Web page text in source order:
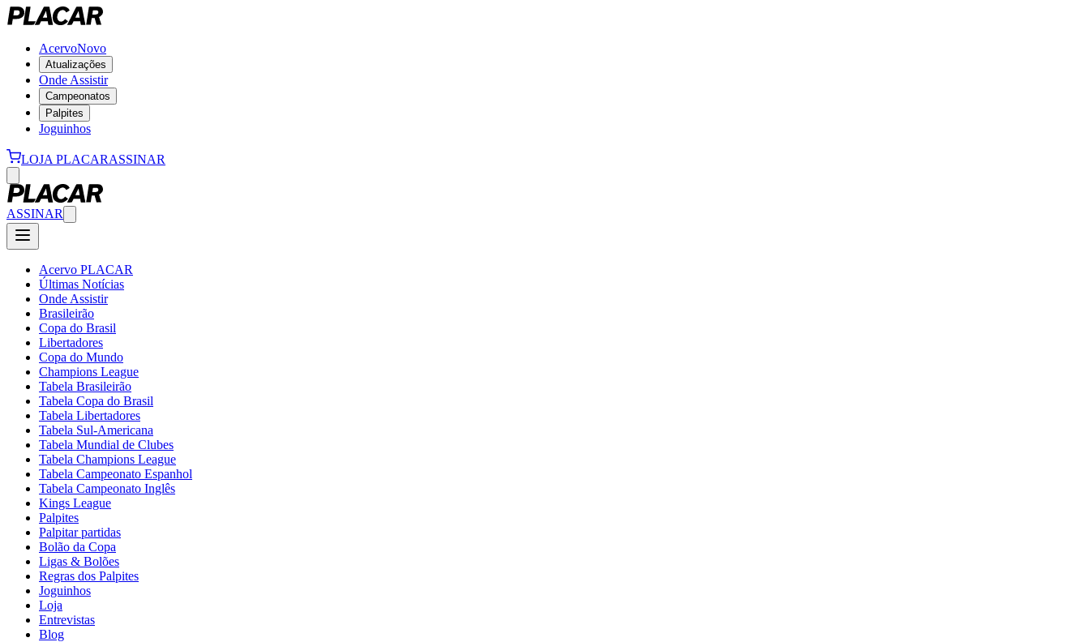
AcervoNovo
Atualizações
Onde Assistir
Campeonatos
Palpites
Joguinhos
LOJA PLACARASSINAR
ASSINAR
Acervo PLACAR
Últimas Notícias
Onde Assistir
Brasileirão
Copa do Brasil
Libertadores
Copa do Mundo
Champions League
Tabela Brasileirão
Tabela Copa do Brasil
Tabela Libertadores
Tabela Sul-Americana
Tabela Mundial de Clubes
Tabela Champions League
Tabela Campeonato Espanhol
Tabela Campeonato Inglês
Kings League
Palpites
Palpitar partidas
Bolão da Copa
Ligas & Bolões
Regras dos Palpites
Joguinhos
Loja
Entrevistas
Blog